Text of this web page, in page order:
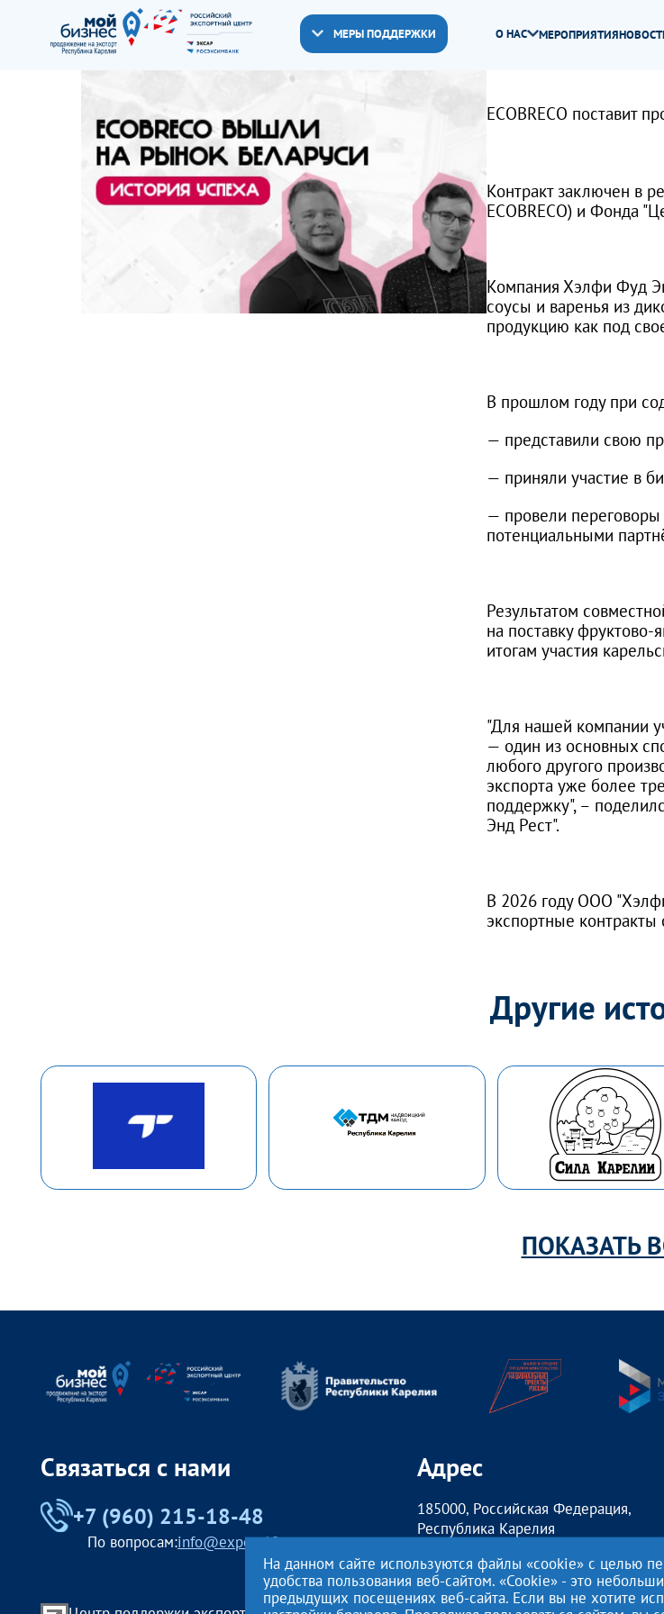
МЕРЫ ПОДДЕРЖКИ О НАС МЕРОПРИЯТИЯ
ECOBRECO поставит
Контракт заключен в
ECOBRECO) и Фонда
Компания Хэлфи Фуд
соусы и варенья из
продукцию как под
В прошлом году при
— представили свою
— приняли участие в
— провели
потенциальными
Результатом
на поставку
итогам участия
"Для нашей компании
— один из основных
любого другого
экспорта уже более
поддержку", –
Энд Рест".
В 2026 году ООО
экспортные
Другие
ПОКАЗАТЬ
Связаться с нами
+7 (960) 215-18-48
По вопросам:info@export10.ru
Адрес
185000, Российская Федерация,
Республика Карелия
наб. Гюллинга, 11 / 2 этаж, офис 2
На данном сайте используются файлы «cookie» с целью
удобства пользования веб-сайтом. «Cookie» - это
предыдущих посещениях веб-сайта. Если вы не хотите